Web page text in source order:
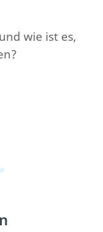
wie ist es,